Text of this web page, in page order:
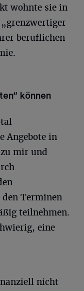
wohnte sie in
beruflichen
können
Angebote in
mir und
Terminen
teilnehmen.
eine
nicht